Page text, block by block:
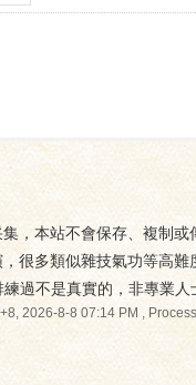
，本站不會保存、複制
很多類似雜技氣功等高
過不是真實的，非專業
2026-8-8 07:14 PM,